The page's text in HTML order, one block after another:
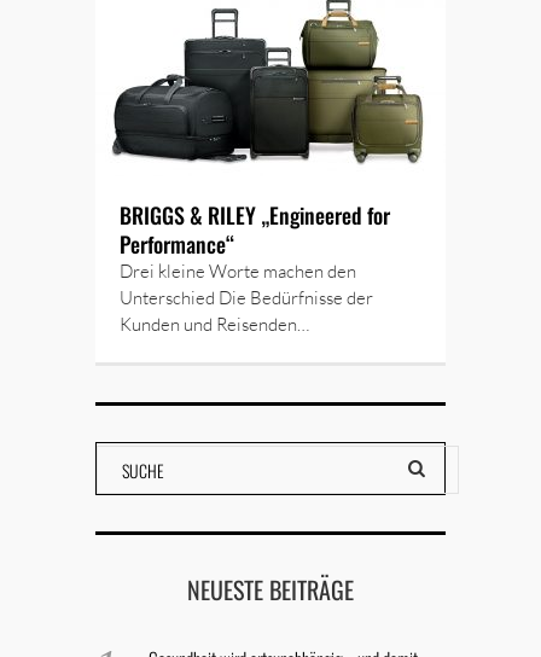
BRIGGS & RILEY „Engineered for
Performance“
Drei kleine Worte machen den
Unterschied Die Bedürfnisse der
Kunden und Reisenden…
NEUESTE BEITRÄGE